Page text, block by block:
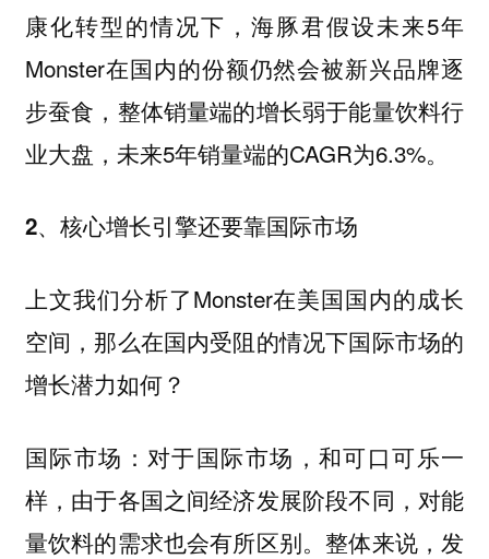
康化转型的情况下，海豚君假设未来5年
Monster在国内的份额仍然会被新兴品牌逐
步蚕食，整体销量端的增长弱于能量饮料行
业大盘，未来5年销量端的CAGR为6.3%。
2、核心增长引擎还要靠国际市场
上文我们分析了Monster在美国国内的成长
空间，那么在国内受阻的情况下国际市场的
增长潜力如何？
国际市场 ：对于国际市场，和可口可乐一
样，由于各国之间经济发展阶段不同，对能
量饮料的需求也会有所区别。整体来说， 发